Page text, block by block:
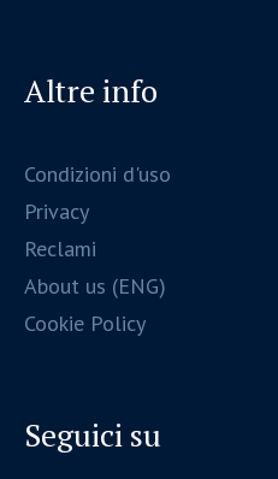
Altre info
Condizioni d'uso
Privacy
Reclami
About us (ENG)
Cookie Policy
Seguici su